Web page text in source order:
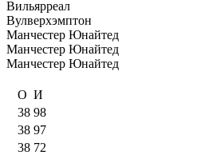
Вильярреал
Вулверхэмптон
Манчестер Юнайтед
Манчестер Юнайтед
Манчестер Юнайтед
О И
38 98
38 97
38 72